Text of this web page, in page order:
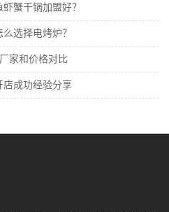
蟹干锅加盟好？
选择电烤炉？
家和价格对比
店成功经验分享